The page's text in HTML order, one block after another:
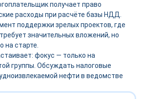
получает право
расходы при расчёте базы НДД.
поддержки зрелых проектов, где
значительных вложений, но
на старте.
фокус — только на
группы. Обсуждать налоговые
нефти в ведомстве